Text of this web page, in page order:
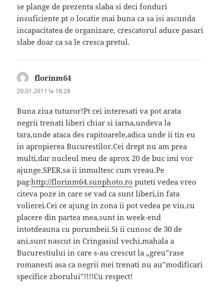
se plange de prezenta slaba si deci fonduri
insuficiente pt o locatie mai buna ca sa isi ascunda
incapacitatea de organizare, crescatorul aduce pasari
slabe doar ca sa le cresca pretul.
florinm64
20.01.2011 la 18:28
Buna ziua tuturor!Pt cei interesati va pot arata
negrii trenati liberi chiar si iarna,undeva la
tara,unde ataca des rapitoarele,adica unde ii tin eu
in apropierea Bucurestilor.Cei drept nu am prea
multi,dar nucleul meu de aprox 20 de buc imi vor
ajunge,SPER,sa ii inmultesc cum vreau.Pe
pag:http://florinm64.sunphoto.ro puteti vedea vreo
citeva poze in care se vad ca sunt liberi,in fata
volierei.Cei ce ajung in zona ii pot vedea pe viu,cu
placere din partea mea,sunt in week-end
intotdeauna cu porumbeii.Si ii cunosc de 30 de
ani,sunt nascut in Cringasiul vechi,mahala a
Bucurestiului in care s-au crescut la „greu”rase
romanesti asa ca negrii mei trenati nu au”modificari
specifice zborului”!!!!Cu respect!